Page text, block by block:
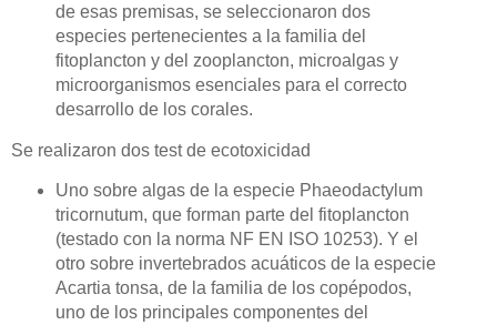
de esas premisas, se seleccionaron dos
especies pertenecientes a la familia del
fitoplancton y del zooplancton, microalgas y
microorganismos esenciales para el correcto
desarrollo de los corales.
Se realizaron dos test de ecotoxicidad
Uno sobre algas de la especie Phaeodactylum
tricornutum, que forman parte del fitoplancton
(testado con la norma NF EN ISO 10253). Y el
otro sobre invertebrados acuáticos de la especie
Acartia tonsa, de la familia de los copépodos,
uno de los principales componentes del